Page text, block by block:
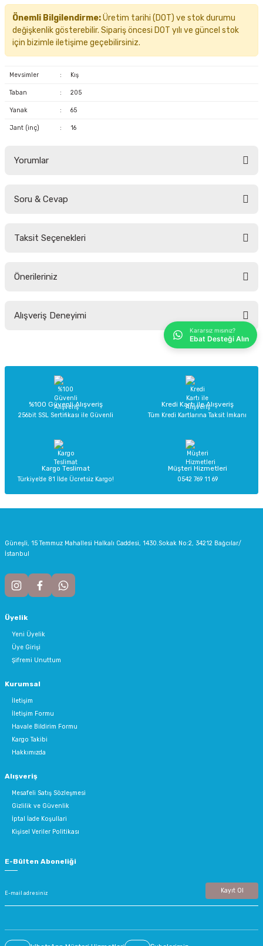
Önemli Bilgilendirme:Üretim tarihi (DOT) ve stok durumu
değişkenlik gösterebilir. Sipariş öncesi DOT yılı ve güncel stok
için bizimle iletişime geçebilirsiniz.
Mevsimler : Kış
Taban : 205
Yanak : 65
Jant (inç) : 16
Yorumlar
Soru & Cevap
Taksit Seçenekleri
Önerileriniz
yetersiz gördüğünüz noktaları öneri formunu kullanarak tarafımıza
Ürün açıklamasında eksik bilgiler bulunuyor.
Ürün bilgilerinde hatalar bulunuyor.
Ürün fiyatı diğer sitelerden daha pahalı.
Alışveriş Deneyimi
Sitemize ilk yorumu siz yapın!
%100 Güvenli Alışveriş
256bit SSL Sertifikası ile Güvenli
Kredi Kartı ile Alışveriş
Tüm Kredi Kartlarına Taksit İmkanı
Kargo Teslimat
Türkiye’de 81 İlde Ücretsiz Kargo!
Müşteri Hizmetleri
0542 769 11 69
Güneşli, 15 Temmuz Mahallesi Halkalı Caddesi, 1430.Sokak No:2, 34212 Bağcılar/
İstanbul
Üyelik
Yeni Üyelik
Üye Girişi
Şifremi Unuttum
Kurumsal
İletişim
İletişim Formu
Havale Bildirim Formu
Kargo Takibi
Hakkımızda
Alışveriş
Mesafeli Satış Sözleşmesi
Gizlilik ve Güvenlik
İptal İade Koşullari
Kişisel Veriler Politikası
E-Bülten Aboneliği
Kayıt Ol
Kararsız mısınız?
Ebat Desteği Alın